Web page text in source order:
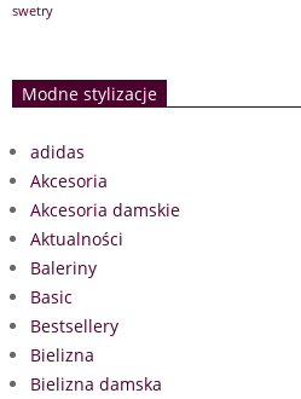
swetry
Modne stylizacje
adidas
Akcesoria
Akcesoria damskie
Aktualności
Baleriny
Basic
Bestsellery
Bielizna
Bielizna damska